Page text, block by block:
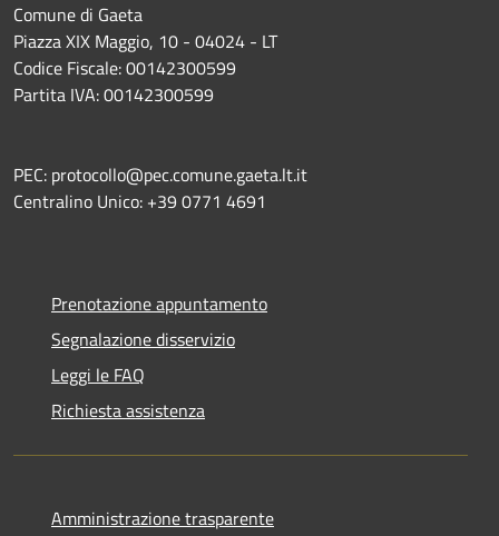
Comune di Gaeta
Piazza XIX Maggio, 10 - 04024 - LT
Codice Fiscale: 00142300599
Partita IVA: 00142300599
PEC: protocollo@pec.comune.gaeta.lt.it
Centralino Unico: +39 0771 4691
Prenotazione appuntamento
Segnalazione disservizio
Leggi le FAQ
Richiesta assistenza
Amministrazione trasparente